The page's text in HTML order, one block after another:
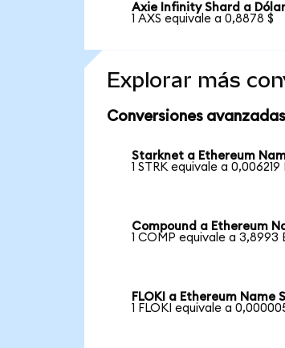
Axie Infinity Shard a
1 AXS equivale a 0,8878 $
Explorar más
Conversiones
Starknet a Ethereum
1 STRK equivale a 0,006219
Compound a Ethereum
1 COMP equivale a 3,8993
FLOKI a Ethereum Name
1 FLOKI equivale a